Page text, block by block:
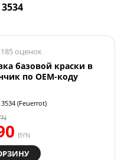
185 оценок
базовой краски в
по OEM-коду
3534 (Feuerrot)
BYN